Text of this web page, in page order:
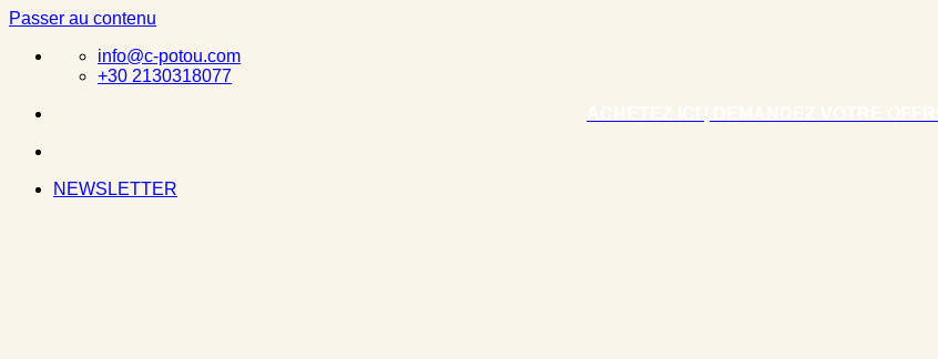
Passer au contenu
info@c-potou.com
+30 2130318077
NEWSLETTER